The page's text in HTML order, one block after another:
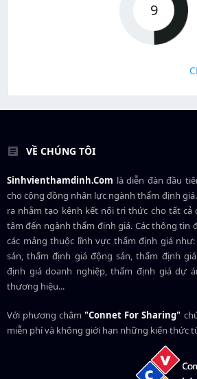
8
VỀ CHÚNG TÔI
Sinhvienthamdinh.Com là diễn đàn đầu
cho cộng đồng nhân lực ngànhthẩm định giá
ra nhằm tạo kênh kết nối tri thức cho tất cả
tâm đến ngành thẩm định giá. Các thông tin
các mảng thuộc lĩnh vực thẩm định giá
sản, thẩm định giá động sản, thẩm định
định giá doanh nghiệp, thẩm định giá dự
thương hiệu...
Với phương châm"Connet For Sharing"
miễn phí và không giới hạn những kiến thức